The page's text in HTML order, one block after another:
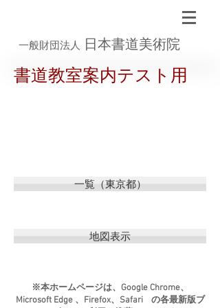
一般財団法人 日本書道美術院
書道教室案内テスト用
一覧（東京都）
地図表示
※本ホームページは、Google Chrome、
Microsoft Edge 、Firefox、Safari の各最新版ブ